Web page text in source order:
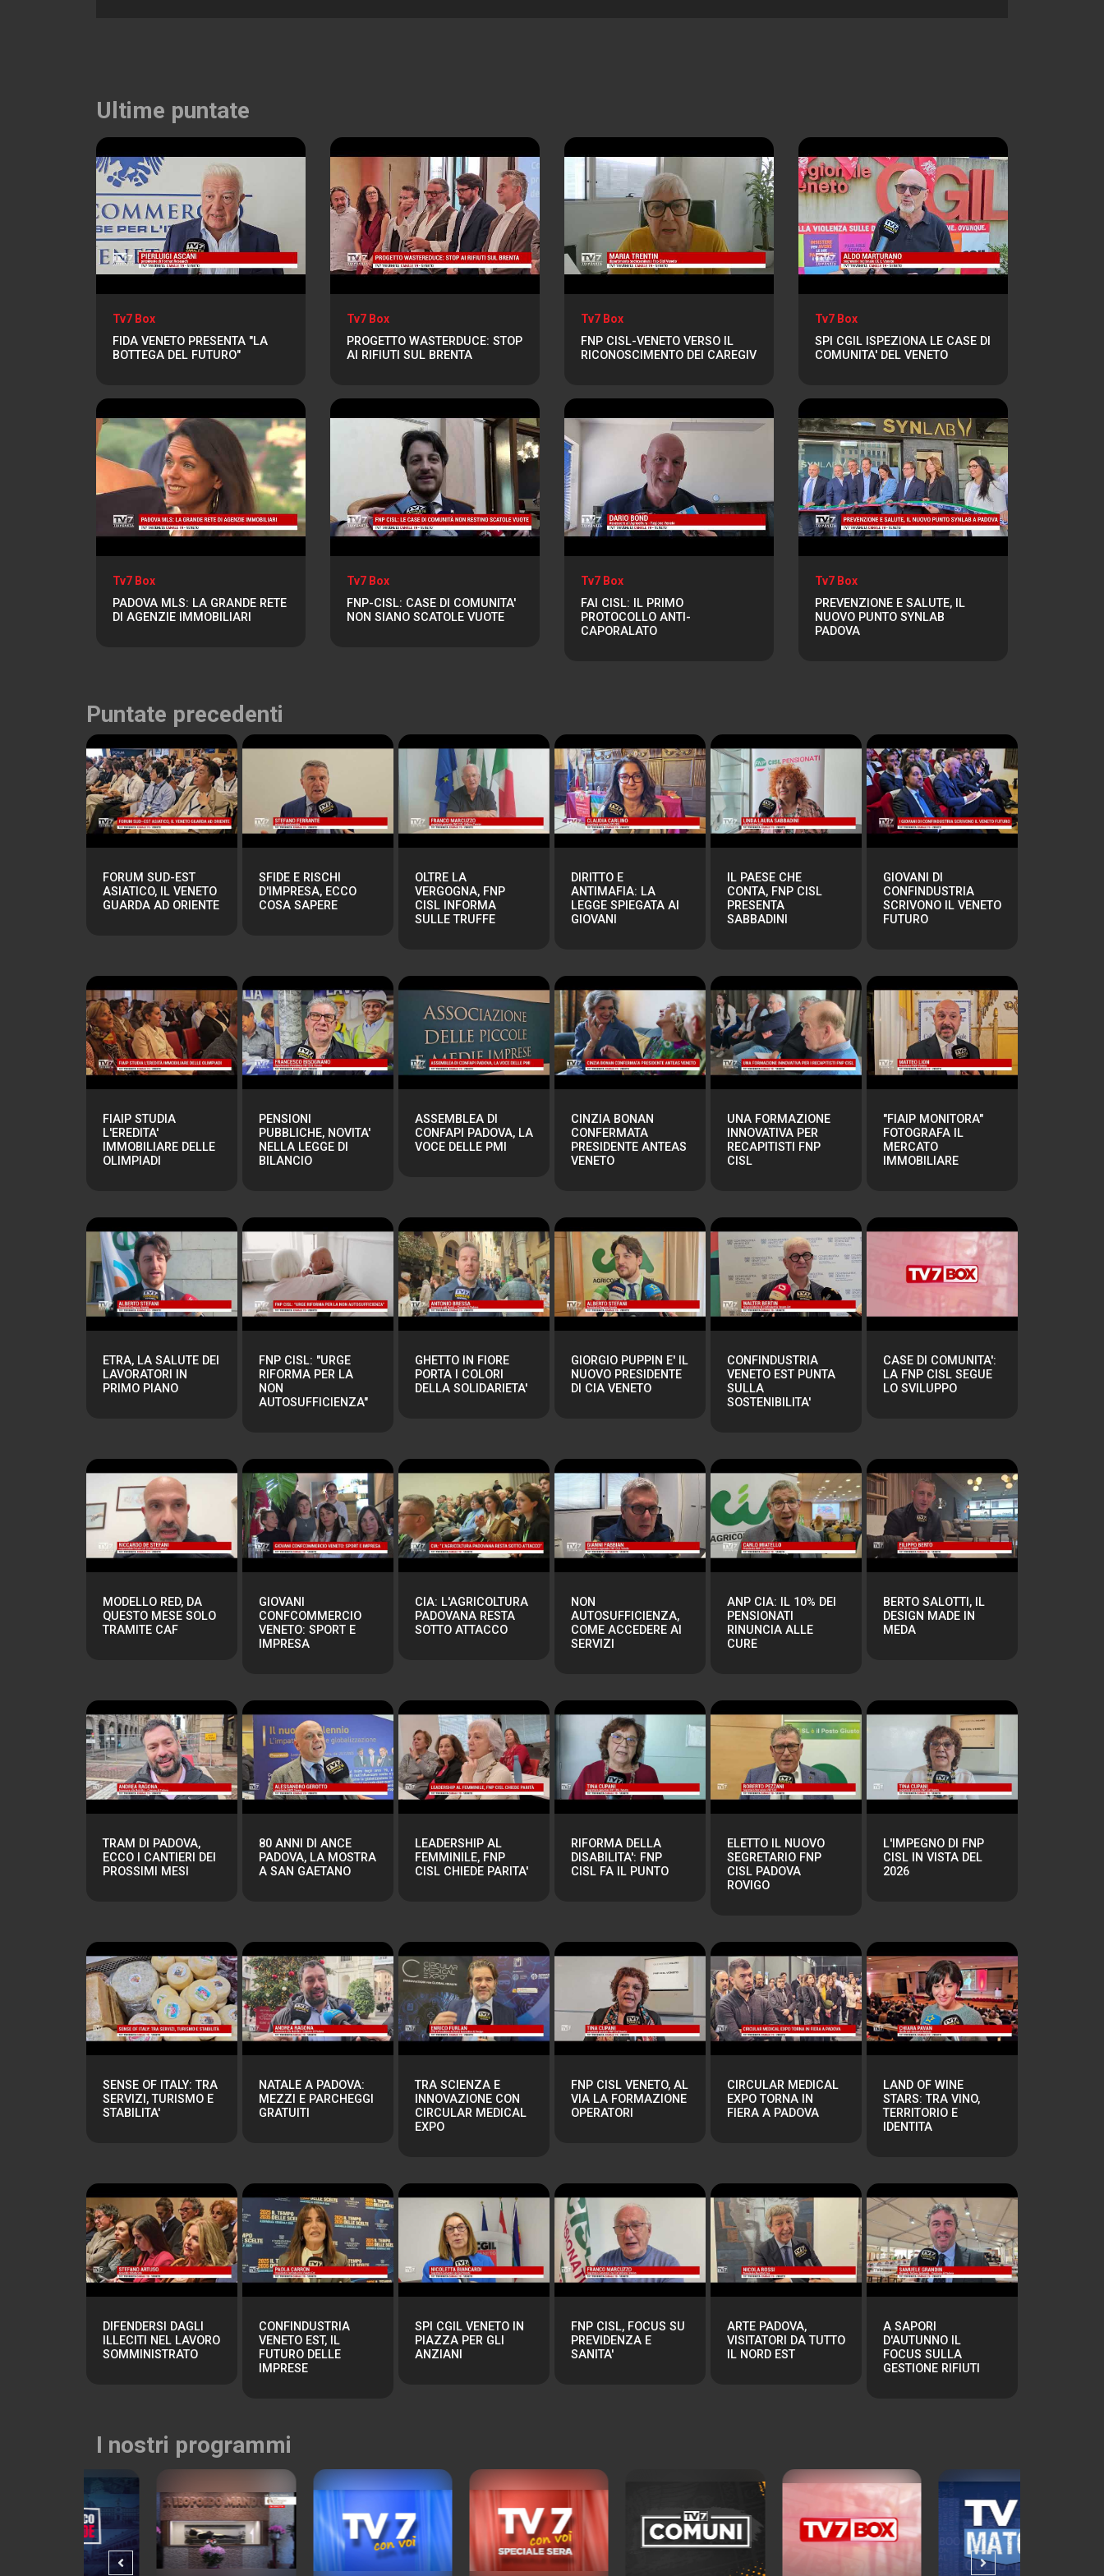
Ultime puntate
Tv7 Box
FIDA VENETO PRESENTA "LA
BOTTEGA DEL FUTURO"
Tv7 Box
PROGETTO WASTERDUCE: STOP
AI RIFIUTI SUL BRENTA
Tv7 Box
FNP CISL-VENETO VERSO IL
RICONOSCIMENTO DEI CAREGIV
Tv7 Box
SPI CGIL ISPEZIONA LE CASE DI
COMUNITA' DEL VENETO
Tv7 Box
PADOVA MLS: LA GRANDE RETE
DI AGENZIE IMMOBILIARI
Tv7 Box
FNP-CISL: CASE DI COMUNITA'
NON SIANO SCATOLE VUOTE
Tv7 Box
FAI CISL: IL PRIMO
PROTOCOLLO ANTI-
CAPORALATO
Tv7 Box
PREVENZIONE E SALUTE, IL
NUOVO PUNTO SYNLAB
PADOVA
Puntate precedenti
FORUM SUD-EST
ASIATICO, IL VENETO
GUARDA AD ORIENTE
SFIDE E RISCHI
D'IMPRESA, ECCO
COSA SAPERE
OLTRE LA
VERGOGNA, FNP
CISL INFORMA
SULLE TRUFFE
DIRITTO E
ANTIMAFIA: LA
LEGGE SPIEGATA AI
GIOVANI
IL PAESE CHE
CONTA, FNP CISL
PRESENTA
SABBADINI
GIOVANI DI
CONFINDUSTRIA
SCRIVONO IL VENETO
FUTURO
FIAIP STUDIA
L'EREDITA'
IMMOBILIARE DELLE
OLIMPIADI
PENSIONI
PUBBLICHE, NOVITA'
NELLA LEGGE DI
BILANCIO
ASSEMBLEA DI
CONFAPI PADOVA, LA
VOCE DELLE PMI
CINZIA BONAN
CONFERMATA
PRESIDENTE ANTEAS
VENETO
UNA FORMAZIONE
INNOVATIVA PER
RECAPITISTI FNP
CISL
"FIAIP MONITORA"
FOTOGRAFA IL
MERCATO
IMMOBILIARE
ETRA, LA SALUTE DEI
LAVORATORI IN
PRIMO PIANO
FNP CISL: "URGE
RIFORMA PER LA
NON
AUTOSUFFICIENZA"
GHETTO IN FIORE
PORTA I COLORI
DELLA SOLIDARIETA'
GIORGIO PUPPIN E' IL
NUOVO PRESIDENTE
DI CIA VENETO
CONFINDUSTRIA
VENETO EST PUNTA
SULLA
SOSTENIBILITA'
CASE DI COMUNITA':
LA FNP CISL SEGUE
LO SVILUPPO
MODELLO RED, DA
QUESTO MESE SOLO
TRAMITE CAF
GIOVANI
CONFCOMMERCIO
VENETO: SPORT E
IMPRESA
CIA: L'AGRICOLTURA
PADOVANA RESTA
SOTTO ATTACCO
NON
AUTOSUFFICIENZA,
COME ACCEDERE AI
SERVIZI
ANP CIA: IL 10% DEI
PENSIONATI
RINUNCIA ALLE
CURE
BERTO SALOTTI, IL
DESIGN MADE IN
MEDA
TRAM DI PADOVA,
ECCO I CANTIERI DEI
PROSSIMI MESI
80 ANNI DI ANCE
PADOVA, LA MOSTRA
A SAN GAETANO
LEADERSHIP AL
FEMMINILE, FNP
CISL CHIEDE PARITA'
RIFORMA DELLA
DISABILITA': FNP
CISL FA IL PUNTO
ELETTO IL NUOVO
SEGRETARIO FNP
CISL PADOVA
ROVIGO
L'IMPEGNO DI FNP
CISL IN VISTA DEL
2026
SENSE OF ITALY: TRA
SERVIZI, TURISMO E
STABILITA'
NATALE A PADOVA:
MEZZI E PARCHEGGI
GRATUITI
TRA SCIENZA E
INNOVAZIONE CON
CIRCULAR MEDICAL
EXPO
FNP CISL VENETO, AL
VIA LA FORMAZIONE
OPERATORI
CIRCULAR MEDICAL
EXPO TORNA IN
FIERA A PADOVA
LAND OF WINE
STARS: TRA VINO,
TERRITORIO E
IDENTITA
DIFENDERSI DAGLI
ILLECITI NEL LAVORO
SOMMINISTRATO
CONFINDUSTRIA
VENETO EST, IL
FUTURO DELLE
IMPRESE
SPI CGIL VENETO IN
PIAZZA PER GLI
ANZIANI
FNP CISL, FOCUS SU
PREVIDENZA E
SANITA'
ARTE PADOVA,
VISITATORI DA TUTTO
IL NORD EST
A SAPORI
D'AUTUNNO IL
FOCUS SULLA
GESTIONE RIFIUTI
I nostri programmi